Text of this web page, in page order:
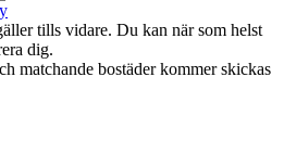
tills vidare. Du kan när som helst
dig.
matchande bostäder kommer skickas